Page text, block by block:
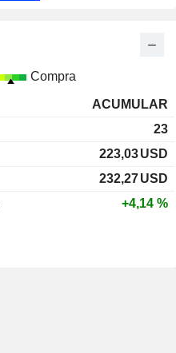
Compra
ACUMULAR
23
223,03USD
232,27USD
+4,14 %